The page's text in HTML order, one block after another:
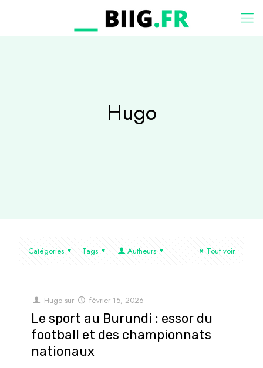
Hugo
Catégories Tags Autheurs Tout voir
Hugo sur février 15, 2026
Le sport au Burundi : essor du
football et des championnats
nationaux